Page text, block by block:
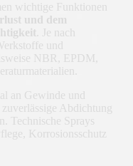
wichtige Funktionen
und dem
. Je nach
und
NBR, EPDM,
an Gewinde und
Abdichtung
Technische Sprays
Korrosionsschutz